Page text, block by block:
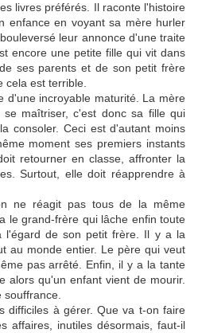
livres préférés. Il raconte l'histoire
enfance en voyant sa mère hurler
leur annonce d'une traite
encore une petite fille qui vit dans
ses parents et de son petit frère
cela est terrible.
d'une incroyable maturité. La mère
maîtriser, c'est donc sa fille qui
consoler. Ceci est d'autant moins
moment ses premiers instants
retourner en classe, affronter la
Surtout, elle doit réapprendre à
ne réagit pas tous de la même
le grand-frère qui lâche enfin toute
l'égard de son petit frère. Il y a la
au monde entier. Le père qui veut
pas arrêté. Enfin, il y a la tante
alors qu'un enfant vient de mourir.
difficiles à gérer. Que va t-on faire
affaires, inutiles désormais, faut-il